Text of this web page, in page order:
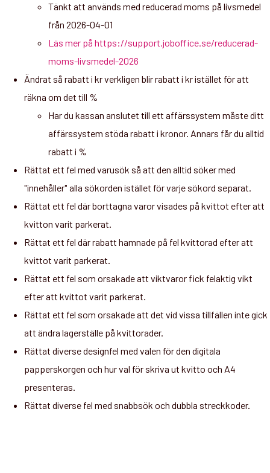
Tänkt att används med reducerad moms på livsmedel
från 2026-04-01
Läs mer på https://support.joboffice.se/reducerad-
moms-livsmedel-2026
Ändrat så rabatt i kr verkligen blir rabatt i kr istället för att
räkna om det till %
Har du kassan anslutet till ett affärssystem måste ditt
affärssystem stöda rabatt i kronor. Annars får du alltid
rabatt i %
Rättat ett fel med varusök så att den alltid söker med
"innehåller" alla sökorden istället för varje sökord separat.
Rättat ett fel där borttagna varor visades på kvittot efter att
kvitton varit parkerat.
Rättat ett fel där rabatt hamnade på fel kvittorad efter att
kvittot varit parkerat.
Rättat ett fel som orsakade att viktvaror fick felaktig vikt
efter att kvittot varit parkerat.
Rättat ett fel som orsakade att det vid vissa tillfällen inte gick
att ändra lagerställe på kvittorader.
Rättat diverse designfel med valen för den digitala
papperskorgen och hur val för skriva ut kvitto och A4
presenteras.
Rättat diverse fel med snabbsök och dubbla streckkoder.